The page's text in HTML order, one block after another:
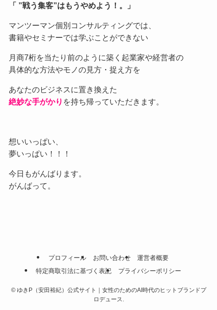
「 ”戦う集客”はもうやめよう！。」
マンツーマン個別コンサルティングでは、
書籍やセミナーでは学ぶことができない
月商7桁を当たり前のように築く起業家や経営者の
具体的な方法やモノの見方・捉え方を
あなたのビジネスに置き換えた
絶妙な手がかり を持ち帰っていただきます。
想いいっぱい、
夢いっぱい！！！
今日もがんばります。
がんばって。
プロフィール お問い合わせ
運営者概要
特定商取引法に基づく表記
プライバシーポリシー
©ゆきP（安田裕紀）公式サイト｜女性のためのAI時代のヒットブランドプ
ロデュース.